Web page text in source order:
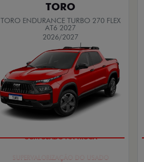
TORO
TORO ENDURANCE TURBO 270 FLEX
AT6 2027
2026/2027